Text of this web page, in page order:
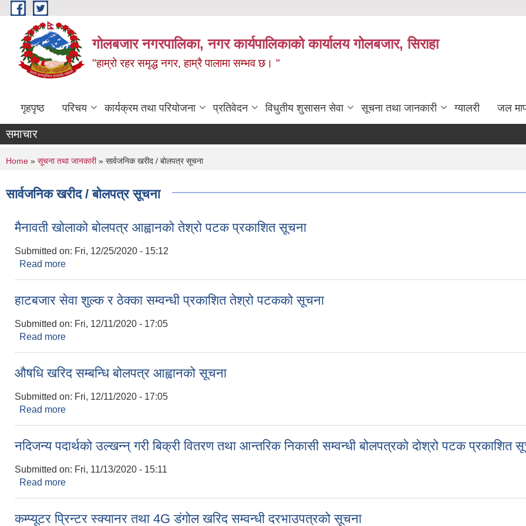
Skip to main content
गोलबजार नगरपालिका, नगर कार्यपालिकाको कार्यालय गोलबजार, सिराहा
"हाम्रो रहर समृद्ध नगर, हाम्रै पालामा सम्भव छ। "
गृहपृष्ठ परिचय कार्यक्रम तथा परियोजना प्रतिवेदन विधुतीय शुसासन सेवा सूचना तथा जानकारी ग्यालरी जल
समाचार
You are here
Home » सूचना तथा जानकारी» सार्वजनिक खरीद / बोलपत्र सूचना
सार्वजनिक खरीद / बोलपत्र सूचना
मैनावती खोलाको बोलपत्र आह्वानको तेश्रो पटक प्रकाशित सूचना
Submitted on: Fri, 12/25/2020 - 15:12
Read more
हाटबजार सेवा शुल्क र ठेक्का सम्वन्धी प्रकाशित तेश्रो पटकको सूचना
Submitted on: Fri, 12/11/2020 - 17:05
Read more
औषधि खरिद सम्बन्धि बोलपत्र आह्वानको सूचना
Submitted on: Fri, 12/11/2020 - 17:05
Read more
नदिजन्य पदार्थको उल्खन्न् गरी बिक्री वितरण तथा आन्तरिक निकासी सम्वन्धी बोलपत्रको दोश्रो पटक प्रकाशित
Submitted on: Fri, 11/13/2020 - 15:11
Read more
कम्प्यूटर प्रिन्टर स्क्यानर तथा 4G डंगोल खरिद सम्वन्धी दरभाउपत्रको सूचना